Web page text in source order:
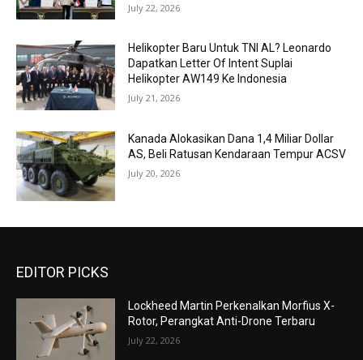
July 22, 2026
Helikopter Baru Untuk TNI AL? Leonardo
Dapatkan Letter Of Intent Suplai
Helikopter AW149 Ke Indonesia
July 21, 2026
Kanada Alokasikan Dana 1,4 Miliar Dollar
AS, Beli Ratusan Kendaraan Tempur ACSV
July 20, 2026
EDITOR PICKS
Lockheed Martin Perkenalkan Morfius X-
Rotor, Perangkat Anti-Drone Terbaru
July 22, 2026